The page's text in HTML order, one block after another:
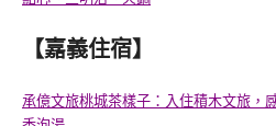
【嘉義住宿】
承億文旅桃城茶樣子：入住積木文旅，